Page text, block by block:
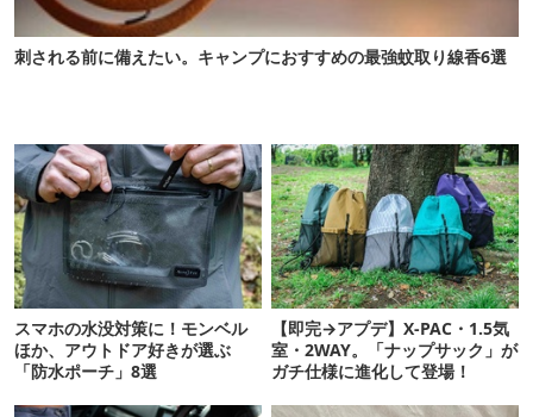
刺される前に備えたい。キャンプにおすすめの最強蚊取り線香6選
スマホの水没対策に！モンベル
ほか、アウトドア好きが選ぶ
「防水ポーチ」8選
【即完→アプデ】X-PAC・1.5気
室・2WAY。「ナップサック」が
ガチ仕様に進化して登場！